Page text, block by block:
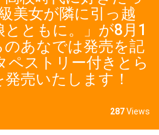
美女が隣に引っ越
とともに。」が8月1
のあなでは発売を記
ペストリー付きとら
売いたします！
287Views